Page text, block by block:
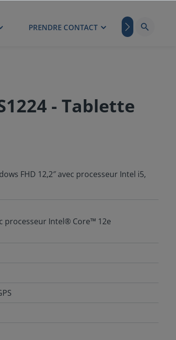
PRENDRE CONTACT BLOG
- Tablette
FHD 12,2″ avec processeur Intel i5,
processeur Intel® Core™ 12e